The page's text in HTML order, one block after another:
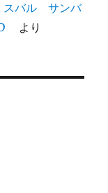
スバル サンバ
より